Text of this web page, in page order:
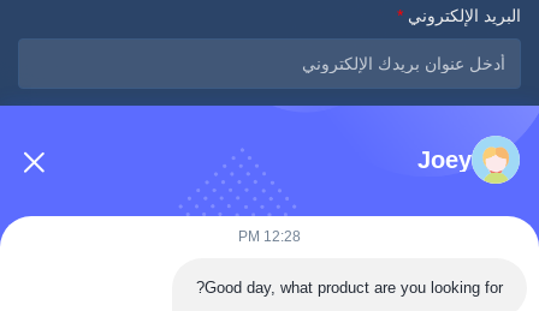
البريد الإلكتروني *
Joey
12:28 PM
Good day, what product are you looking for?